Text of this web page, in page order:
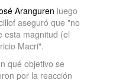
Aranguren luego
aseguró que "no
esta magnitud (el
Macri".
qué objetivo se
por la reacción